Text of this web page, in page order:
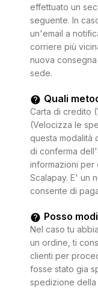
effettuato un
seguente. In
un'email a
corriere più
nuova
sede.
Quali
Carta di credito
(Velocizza le
questa modalità
di conferma
informazioni per
Scalapay. E' un
consente di
Posso
Nel caso tu
un ordine, ti
clienti per
fosse stato gia
spedizione